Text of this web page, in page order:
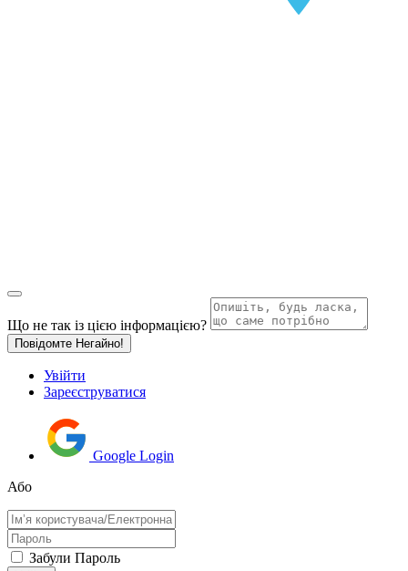
Що не так із цією інформацією?
Повідомте Негайно!
Увійти
Зареєструватися
Google Login
Або
Забули Пароль